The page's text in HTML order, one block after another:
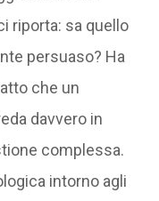
riporta: sa quello
persuaso? Ha
che un
davvero in
complessa.
intorno agli